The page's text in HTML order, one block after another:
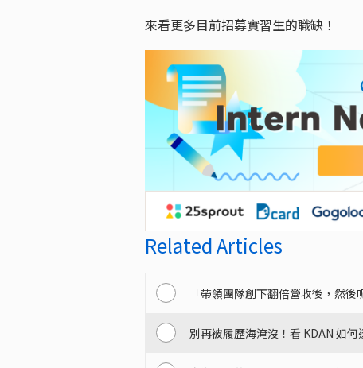
來看更多目前招募實習生的職缺！
Related Articles
「帶領團隊創下翻倍營收後，然
別再被履歷海淹沒！看 KDAN 如